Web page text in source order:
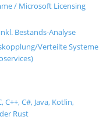
/ Microsoft Licensing
Bestands-Analyse
Verteilte Systeme
C#, Java, Kotlin,
Rust